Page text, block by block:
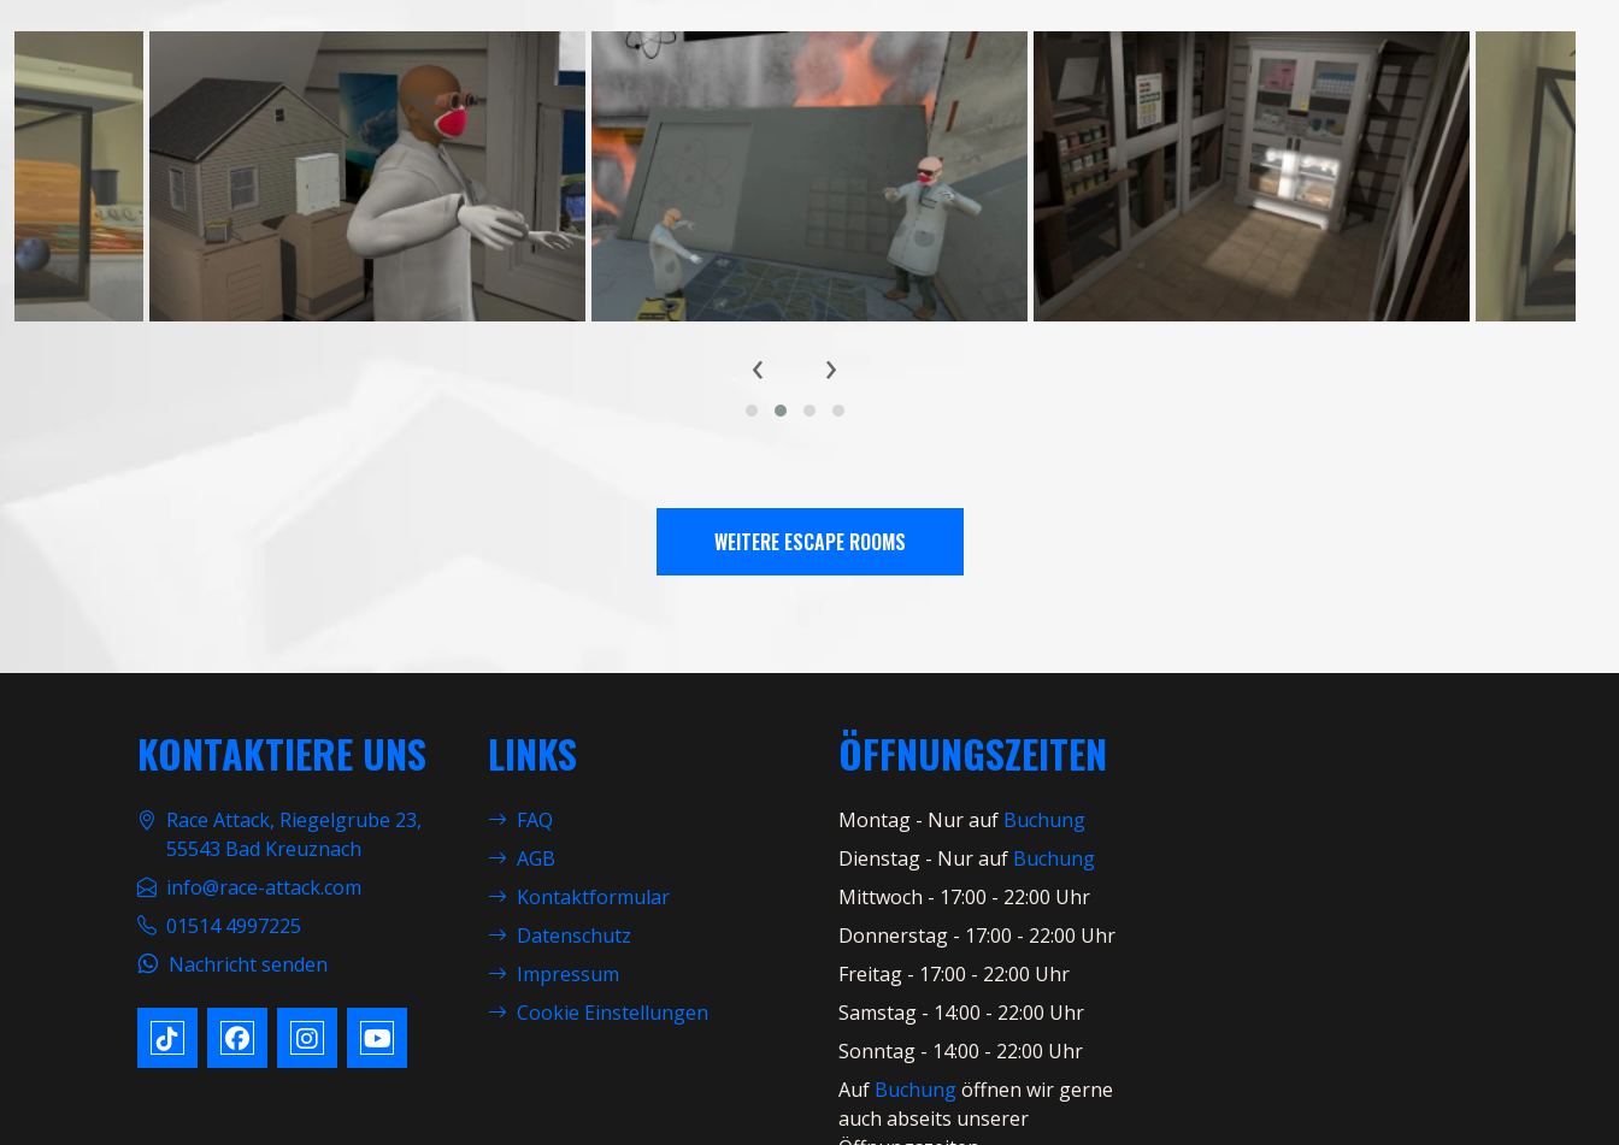
‹ ›
WEITERE ESCAPE ROOMS
KONTAKTIERE UNS
Race Attack, Riegelgrube 23,
55543 Bad Kreuznach
info@race-attack.com
01514 4997225
Nachricht senden
LINKS
FAQ
AGB
Kontaktformular
Datenschutz
Impressum
Cookie Einstellungen
ÖFFNUNGSZEITEN
Montag - Nur auf Buchung
Dienstag - Nur auf Buchung
Mittwoch - 17:00 - 22:00 Uhr
Donnerstag - 17:00 - 22:00 Uhr
Freitag - 17:00 - 22:00 Uhr
Samstag - 14:00 - 22:00 Uhr
Sonntag - 14:00 - 22:00 Uhr
Auf Buchungöffnen wir gerne
auch abseits unserer